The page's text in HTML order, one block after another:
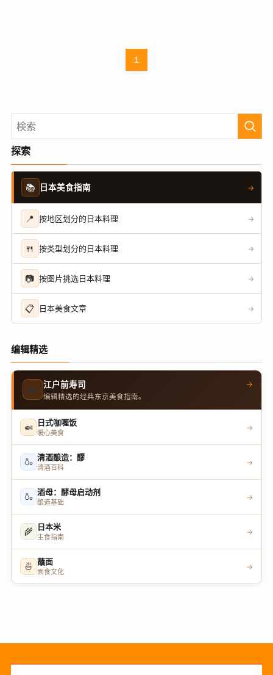
1
探索
📚 日本美食指南 →
📍 按地区划分的日本料理 →
🍴 按类型划分的日本料理 →
📷 按图片挑选日本料理 →
📋 日本美食文章 →
编辑精选
🍣 江户前寿司
编辑精选的经典东京美食指南。
→
🍛 日式咖喱饭
暖心美食
→
🍶 清酒酿造：醪
清酒百科
→
🍶 酒母：酵母启动剂
酿造基础
→
🌾 日本米
主食指南
→
🍜 蘸面
面食文化
→